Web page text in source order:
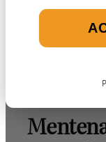
acces controlat
monitorizare AI